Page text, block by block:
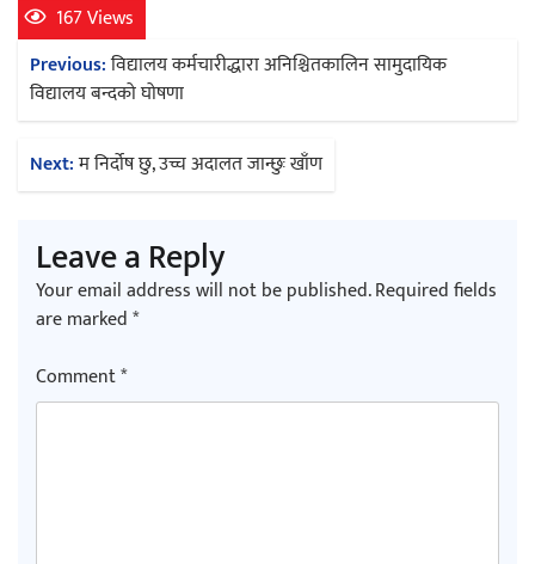
167 Views
Post
navigation
Previous:विद्यालय कर्मचारीद्धारा अनिश्चितकालिन सामुदायिक
विद्यालय बन्दको घोषणा
Next:म निर्दोष छु, उच्च अदालत जान्छुः खाँण
Leave a Reply
Your email address will not be published.Required fields
are marked*
Comment*